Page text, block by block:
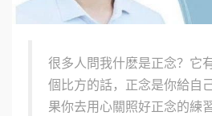
很多人問我什麽是正念？它
個比方的話，正念是你給自
果你去用心關照好正念的練